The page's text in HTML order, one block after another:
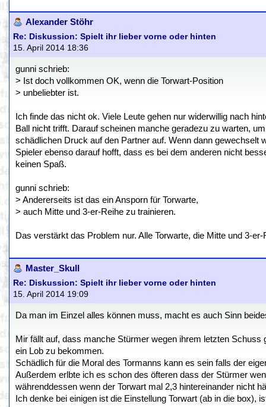
Alexander Stöhr
Re: Diskussion: Spielt ihr lieber vorne oder hinten
15. April 2014 18:36
gunni schrieb:
> Ist doch vollkommen OK, wenn die Torwart-Position
> unbeliebter ist.
Ich finde das nicht ok. Viele Leute gehen nur widerwillig nach
Ball nicht trifft. Darauf scheinen manche geradezu zu warten,
schädlichen Druck auf den Partner auf. Wenn dann gewechselt
Spieler ebenso darauf hofft, dass es bei dem anderen nicht
keinen Spaß.
gunni schrieb:
> Andererseits ist das ein Ansporn für Torwarte,
> auch Mitte und 3-er-Reihe zu trainieren.
Das verstärkt das Problem nur. Alle Torwarte, die Mitte und 3-
Master_Skull
Re: Diskussion: Spielt ihr lieber vorne oder hinten
15. April 2014 19:09
Da man im Einzel alles können muss, macht es auch Sinn
Mir fällt auf, dass manche Stürmer wegen ihrem letzten
ein Lob zu bekommen.
Schädlich für die Moral des Tormanns kann es sein falls der
Außerdem erlbte ich es schon des öfteren dass der Stürmer
währenddessen wenn der Torwart mal 2,3 hintereinander nicht
Ich denke bei einigen ist die Einstellung Torwart (ab in die box),